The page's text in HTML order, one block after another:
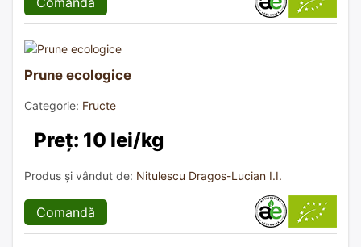
Prune ecologice
Categorie: Fructe
Preț: 10 lei/kg
Produs și vândut de: Nitulescu Dragos-Lucian I.I.
Comandă